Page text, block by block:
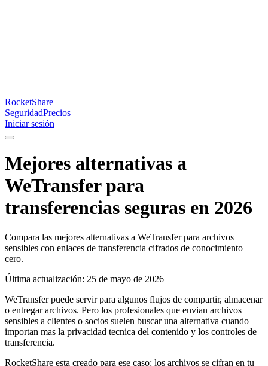
RocketShare
SeguridadPrecios
Iniciar sesión
Mejores alternativas a
WeTransfer para
transferencias seguras en 2026
Compara las mejores alternativas a WeTransfer para archivos
sensibles con enlaces de transferencia cifrados de conocimiento
cero.
Última actualización: 25 de mayo de 2026
WeTransfer puede servir para algunos flujos de compartir, almacenar
o entregar archivos. Pero los profesionales que envian archivos
sensibles a clientes o socios suelen buscar una alternativa cuando
importan mas la privacidad tecnica del contenido y los controles de
transferencia.
RocketShare esta creado para ese caso: los archivos se cifran en tu